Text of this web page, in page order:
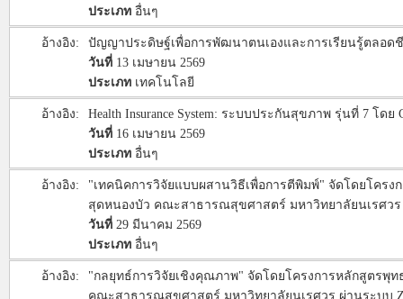
ประเภท อื่นๆ
อ้างอิง:
ปัญญาประดิษฐ์เพื่อการพัฒนาตนเองและการเรียนรู้ตลอดชี
วันที่ 13 เมษายน 2569
ประเภท เทคโนโลยี
อ้างอิง:
Health Insurance System: ระบบประกันสุขภาพ รุ่นที่ 7 โ
วันที่ 16 เมษายน 2569
ประเภท อื่นๆ
อ้างอิง:
"เทคนิคการวิจัยแบบผสานวิธีเพื่อการตีพิมพ์" จัดโดยโค
สุดหนองบัว คณะสาธารณสุขศาสตร์ มหาวิทยาลัยนเรศวร ผ่
วันที่ 29 มีนาคม 2569
ประเภท อื่นๆ
อ้างอิง:
"กลยุทธ์การวิจัยเชิงคุณภาพ" จัดโดยโครงการหลักสูตร
คณะสาธารณสุขศาสตร์ มหาวิทยาลัยนเรศวร ผ่านระบบ